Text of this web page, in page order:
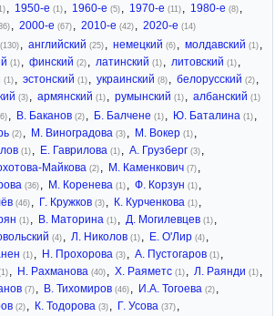
, 1950-е (1) , 1960-е (5) , 1970-е (11) , 1980-е (8) ,
, 2000-е (67) , 2010-е (42) , 2020-е (14)
(130) , английский (25) , немецкий (6) , молдавский (1) ,
(1) , финский (2) , латинский (1) , литовский (1) ,
(1) , эстонский (1) , украинский (8) , белорусский (2) ,
(3) , армянский (1) , румынский (1) , албанский (1)
, В. Баканов (2) , Б. Балчене (1) , Ю. Баталина (1) ,
(2) , М. Виноградова (3) , М. Вокер (1) ,
(1) , Е. Гаврилова (1) , А. Грузберг (3) ,
Майкова (2) , М. Каменкович (7) ,
(36) , М. Коренева (1) , Ф. Корзун (1) ,
(46) , Г. Кружков (3) , К. Курченкова (1) ,
(1) , В. Маторина (1) , Д. Могилевцев (1) ,
(4) , Л. Николов (1) , Е. О'Лир (4) ,
(1) , Н. Прохорова (3) , А. Пустогаров (1) ,
, Н. Рахманова (40) , Х. Раяметс (1) , Л. Раянди (1) ,
(7) , В. Тихомиров (46) , И.А. Тогоева (2) ,
(2) , К. Тодорова (3) , Г. Усова (37) ,